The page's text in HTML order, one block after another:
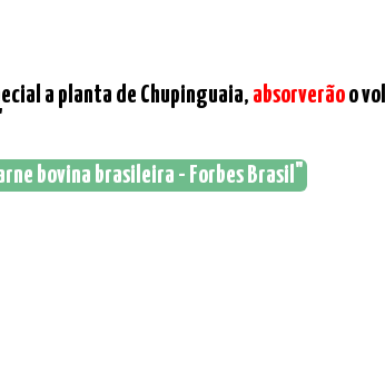
a planta de Chupinguaia, absorverãoo
bovina brasileira - Forbes Brasil"